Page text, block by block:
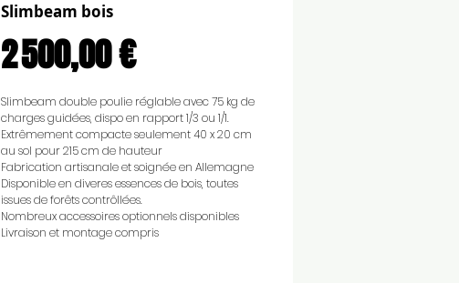
Slimbeam bois
2 500,00 €Prix
Slimbeam double poulie réglable avec 75 kg de
charges guidées, dispo en rapport 1/3 ou 1/1.
Extrêmement compacte seulement 40 x 20 cm
au sol pour 215 cm de hauteur
Fabrication artisanale et soignée en Allemagne
Disponible en diveres essences de bois, toutes
issues de forêts contrôllées.
Nombreux accessoires optionnels disponibles
Livraison et montage compris